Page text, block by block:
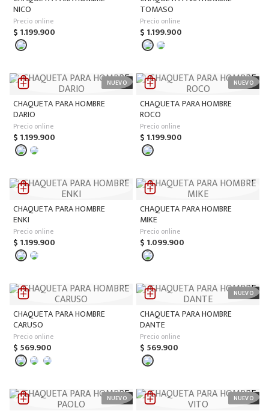
NICO
Precio online
$ 1.199.900
TOMASO
Precio online
$ 1.199.900
CHAQUETA PARA HOMBRE
DARIO
Precio online
$ 1.199.900
CHAQUETA PARA HOMBRE
ROCO
Precio online
$ 1.199.900
CHAQUETA PARA HOMBRE
ENKI
Precio online
$ 1.199.900
CHAQUETA PARA HOMBRE
MIKE
Precio online
$ 1.099.900
CHAQUETA PARA HOMBRE
CARUSO
Precio online
$ 569.900
CHAQUETA PARA HOMBRE
DANTE
Precio online
$ 569.900